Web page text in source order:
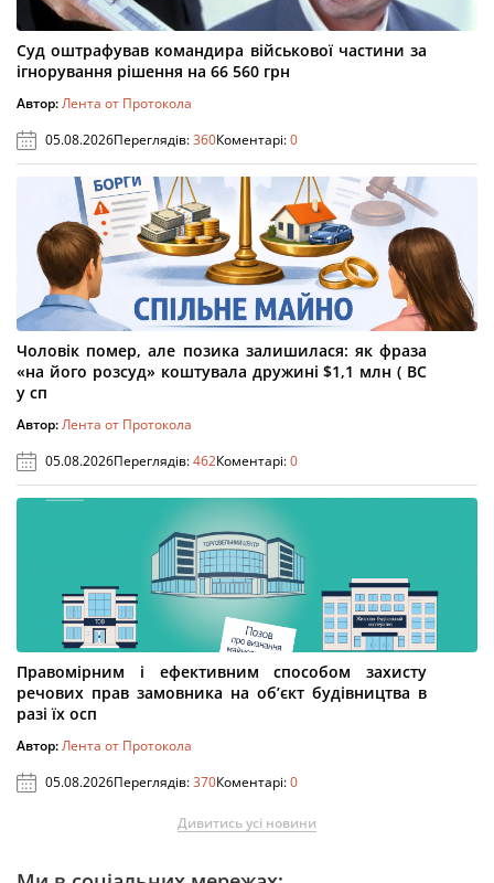
Суд оштрафував командира військової частини за
ігнорування рішення на 66 560 грн
Автор:Лента от Протокола
05.08.2026Переглядів:360Коментарі:0
Чоловік помер, але позика залишилася: як фраза
«на його розсуд» коштувала дружині $1,1 млн ( ВС
у сп
Автор:Лента от Протокола
05.08.2026Переглядів:462Коментарі:0
Правомірним і ефективним способом захисту
речових прав замовника на об’єкт будівництва в
разі їх осп
Автор:Лента от Протокола
05.08.2026Переглядів:370Коментарі:0
Дивитись усі новини